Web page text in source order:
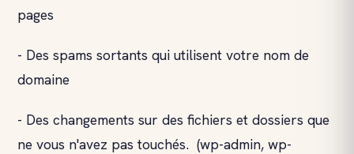
pages
- Des spams sortants qui utilisent votre nom de
domaine
- Des changements sur des fichiers et dossiers que
ne vous n'avez pas touchés. (wp-admin, wp-